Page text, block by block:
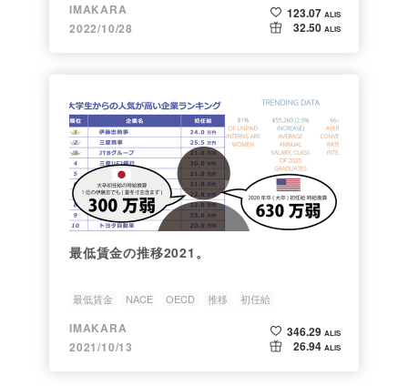
IMAKARA
2022/10/28
123.07 ALIS
32.50 ALIS
最低賃金の推移2021。
最低賃金 NACE OECD 推移 初任給
IMAKARA
2021/10/13
346.29 ALIS
26.94 ALIS